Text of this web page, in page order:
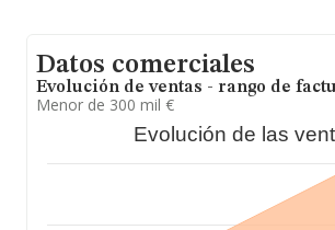
Datos comerciales
Evolución de ventas - rango de
Menor de 300 mil €
Evolución de las